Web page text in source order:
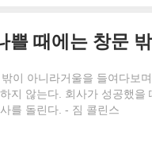
이 아니라거울을 들여다보
지 않는다. 회사가 성공했
를 돌린다. - 짐 콜린스